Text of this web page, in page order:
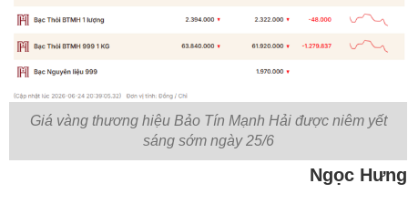
Ngọc Hưng
Có thể bạn quan tâm
Giá vàng hôm nay (20/6): Lùi mạnh nhất từ đầu
tháng